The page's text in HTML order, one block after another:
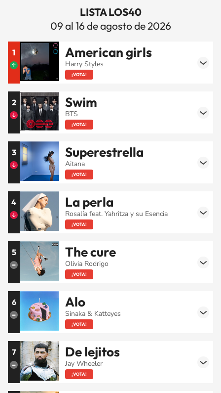
LISTA LOS40
09 al 16 de agosto de 2026
1 American girls
Harry Styles
¡VOTA!
2 Swim
BTS
¡VOTA!
3 Superestrella
Aitana
¡VOTA!
4 La perla
Rosalía feat. Yahritza y su Esencia
¡VOTA!
5 The cure
Olivia Rodrigo
¡VOTA!
6 Alo
Sinaka & Katteyes
¡VOTA!
7 De lejitos
Jay Wheeler
¡VOTA!